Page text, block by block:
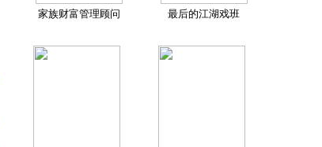
家族财富管理顾问 最后的江湖戏班